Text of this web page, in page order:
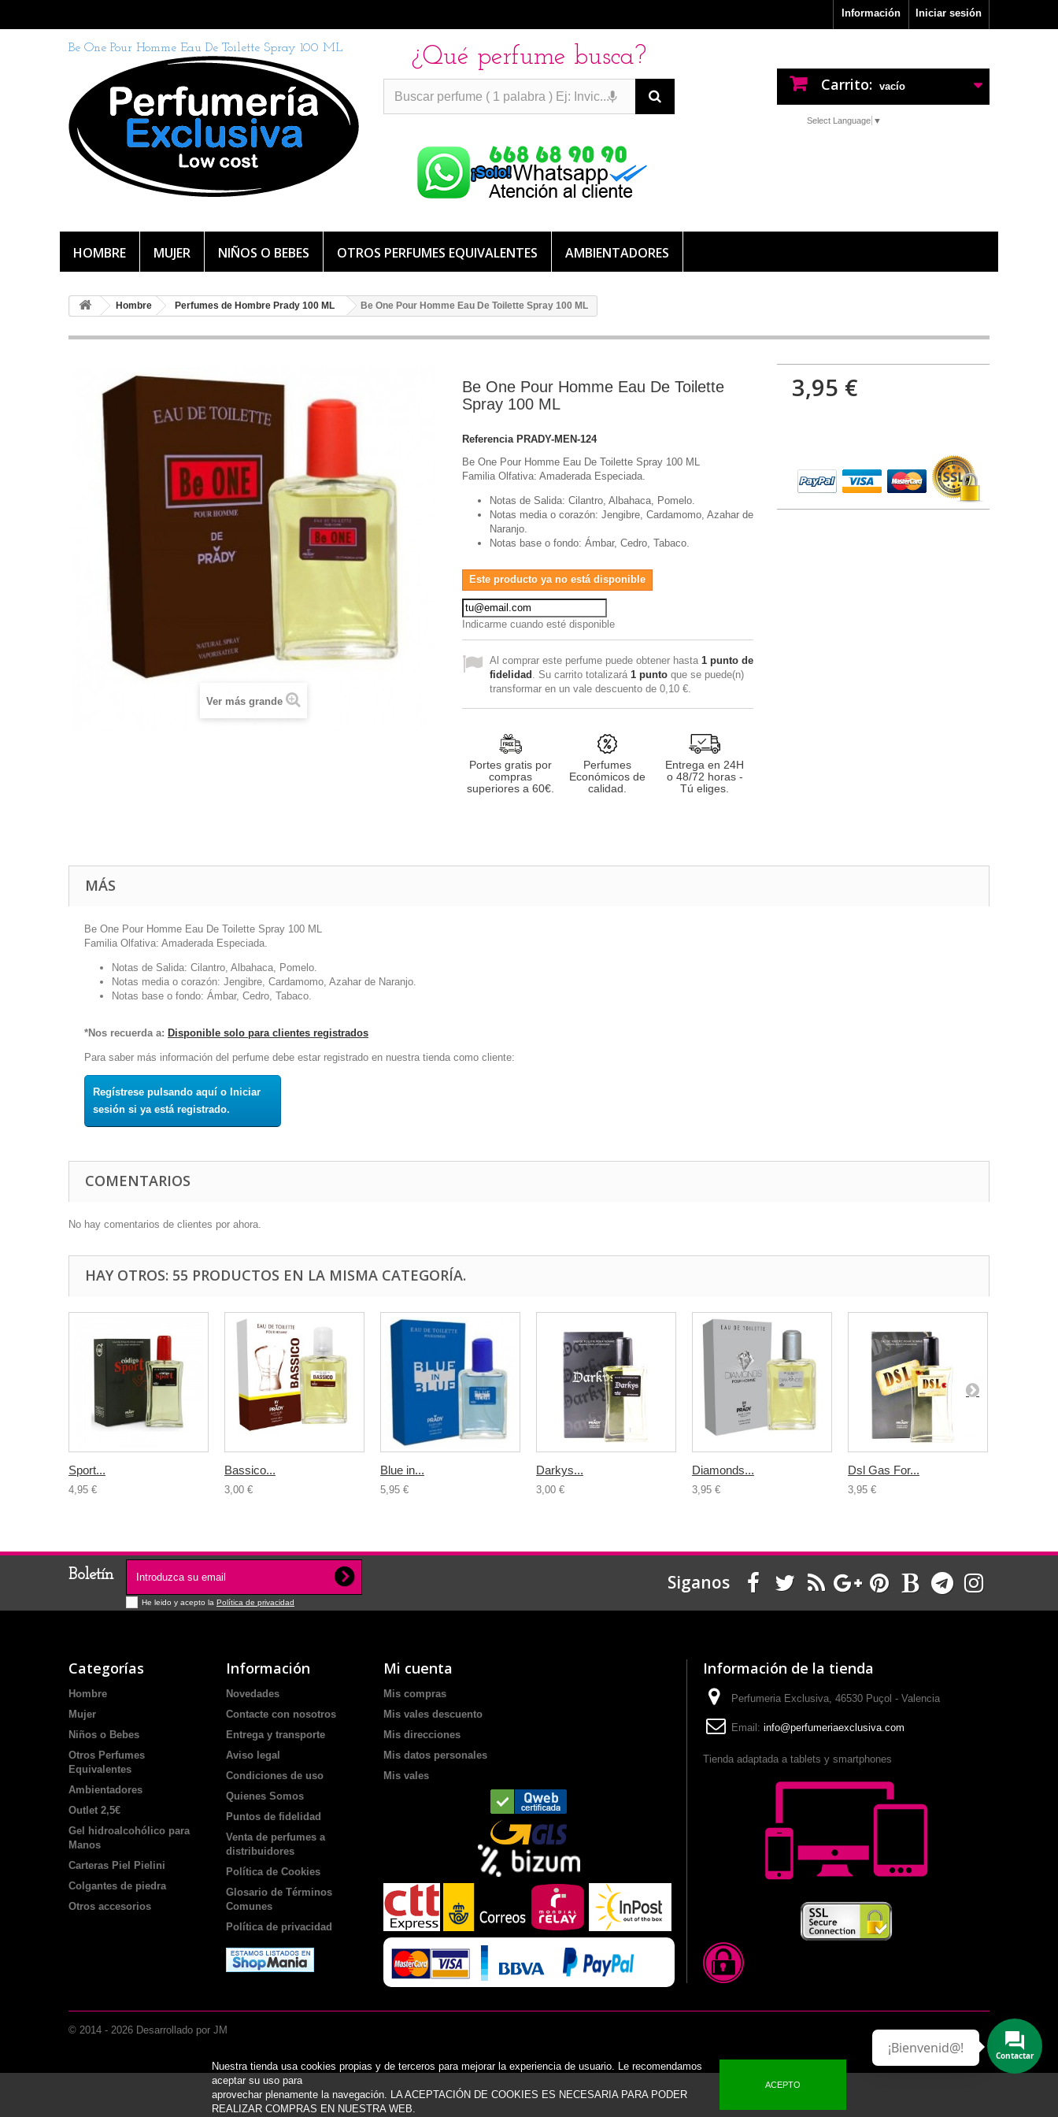
Iniciar sesión
Información
Be One Pour Homme Eau De Toilette Spray 100 ML ¿Qué perfume busca?
Carrito: vacío
Select Language ▼
HOMBRE MUJER NIÑOS O BEBES OTROS PERFUMES EQUIVALENTES AMBIENTADORES
Hombre Perfumes de Hombre Prady 100 ML Be One Pour Homme Eau De Toilette Spray 100 ML
Ver más grande
Be One Pour Homme Eau De Toilette
Spray 100 ML
Referencia PRADY-MEN-124
Be One Pour Homme Eau De Toilette Spray 100 ML
Familia Olfativa: Amaderada Especiada.
Notas de Salida: Cilantro, Albahaca, Pomelo.
Notas media o corazón: Jengibre, Cardamomo, Azahar de
Naranjo.
Notas base o fondo: Ámbar, Cedro, Tabaco.
Este producto ya no está disponible
Indicarme cuando esté disponible
Al comprar este perfume puede obtener hasta 1 punto de
fidelidad . Su carrito totalizará 1 punto que se puede(n)
transformar en un vale descuento de 0,10 €.
Portes gratis por
compras
superiores a 60€.
Perfumes
Económicos de
calidad.
Entrega en 24H
o 48/72 horas -
Tú eliges.
3,95 €
MÁS
Be One Pour Homme Eau De Toilette Spray 100 ML
Familia Olfativa: Amaderada Especiada.
Notas de Salida: Cilantro, Albahaca, Pomelo.
Notas media o corazón: Jengibre, Cardamomo, Azahar de Naranjo.
Notas base o fondo: Ámbar, Cedro, Tabaco.
*Nos recuerda a: Disponible solo para clientes registrados
Para saber más información del perfume debe estar registrado en nuestra tienda como cliente:
Regístrese pulsando aquí o Iniciar
sesión si ya está registrado.
COMENTARIOS
No hay comentarios de clientes por ahora.
HAY OTROS: 55 PRODUCTOS EN LA MISMA CATEGORÍA.
Sport...
4,95 €
Bassico...
3,00 €
Blue in...
5,95 €
Darkys...
3,00 €
Diamonds...
3,95 €
Dsl Gas For...
3,95 €
Boletín
He leido y acepto la Política de privacidad
Siganos
Categorías
Hombre
Mujer
Niños o Bebes
Otros Perfumes
Equivalentes
Ambientadores
Outlet 2,5€
Gel hidroalcohólico para
Manos
Carteras Piel Pielini
Colgantes de piedra
Otros accesorios
Información
Novedades
Contacte con nosotros
Entrega y transporte
Aviso legal
Condiciones de uso
Quienes Somos
Puntos de fidelidad
Venta de perfumes a
distribuidores
Política de Cookies
Glosario de Términos
Comunes
Política de privacidad
© 2014 - 2026 Desarrollado por JM
Mi cuenta
Mis compras
Mis vales descuento
Mis direcciones
Mis datos personales
Mis vales
Información de la tienda
Perfumeria Exclusiva, 46530 Puçol - Valencia
Email: info@perfumeriaexclusiva.com
Tienda adaptada a tablets y smartphones
Contactar
¡Bienvenid@!
Nuestra tienda usa cookies propias y de terceros para mejorar la experiencia de usuario. Le recomendamos
aceptar su uso para
aprovechar plenamente la navegación. LA ACEPTACIÓN DE COOKIES ES NECESARIA PARA PODER
REALIZAR COMPRAS EN NUESTRA WEB.
ACEPTO